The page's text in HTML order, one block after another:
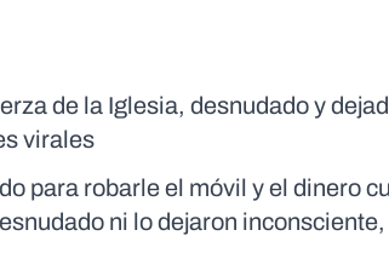
de la Iglesia, desnudado y
virales
para robarle el móvil y el dinero
ni lo dejaron